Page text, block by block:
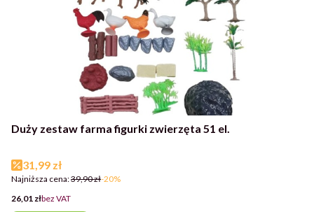
Duży zestaw farma figurki zwierzęta 51 el.
Cena promocyjna
31,99 zł
Najniższa cena:39,90 zł-20%
Cena
26,01 złbez VAT